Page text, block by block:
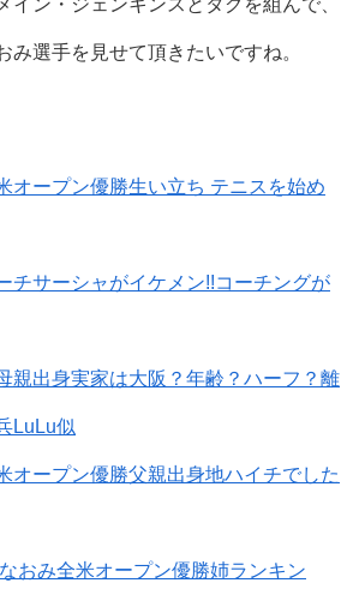
イン・ジェンキンスとタグを組んで、
み選手を見せて頂きたいですね。
オープン優勝生い立ち テニスを始め
チサーシャがイケメン!!コーチングが
親出身実家は大阪？年齢？ハーフ？離
LuLu似
オープン優勝父親出身地ハイチでした
おみ全米オープン優勝姉ランキン